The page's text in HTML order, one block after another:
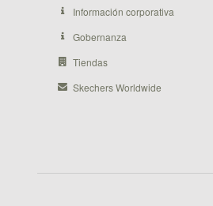
Información corporativa
Gobernanza
Tiendas
Skechers Worldwide